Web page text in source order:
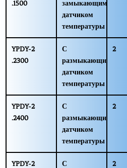
.1500
замыкающим
датчиком
температуры
YPDY-2
.2300
С
размыкающим
датчиком
температуры
2
YPDY-2
.2400
С
размыкающим
датчиком
температуры
2
YPDY-2
С
2